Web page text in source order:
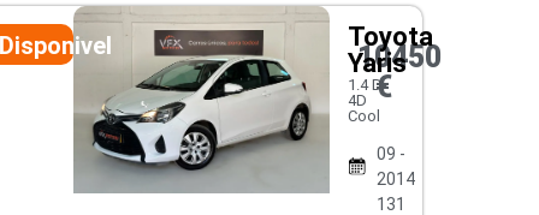
Disponivel
Toyota
Yaris
1.4 D-
4D
Cool
09 -
2014
131
10450
€